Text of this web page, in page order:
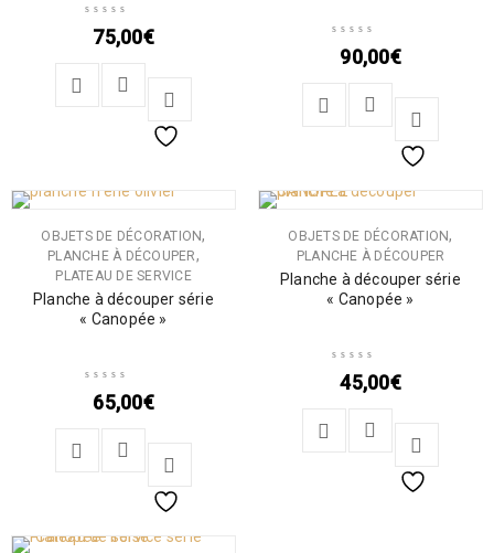
75,00€
90,00€
OBJETS DE DÉCORATION,
PLANCHE À DÉCOUPER,
PLATEAU DE SERVICE
Planche à découper série
« Canopée »
65,00€
OBJETS DE DÉCORATION,
PLANCHE À DÉCOUPER
Planche à découper série
« Canopée »
45,00€